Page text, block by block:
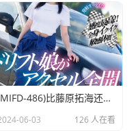
(MIFD-486)比藤原拓海还会甩尾！ AV版头文字D超速高潮！
06-03 126 人在看